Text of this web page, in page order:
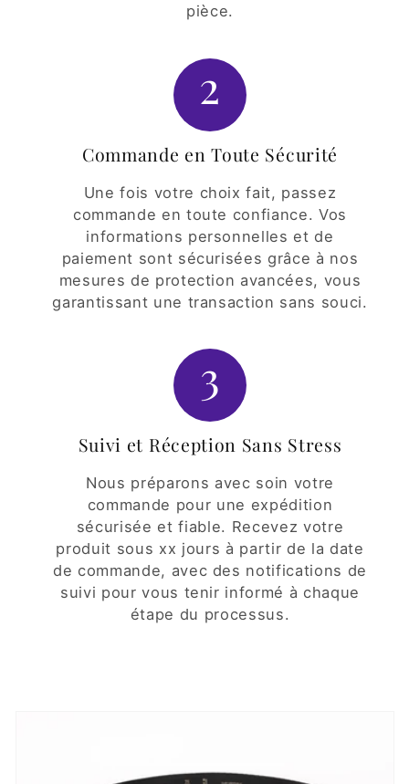
pièce.
2
Commande en Toute Sécurité
Une fois votre choix fait, passez
commande en toute confiance. Vos
informations personnelles et de
paiement sont sécurisées grâce à nos
mesures de protection avancées, vous
garantissant une transaction sans souci.
3
Suivi et Réception Sans Stress
Nous préparons avec soin votre
commande pour une expédition
sécurisée et fiable. Recevez votre
produit sous xx jours à partir de la date
de commande, avec des notifications de
suivi pour vous tenir informé à chaque
étape du processus.